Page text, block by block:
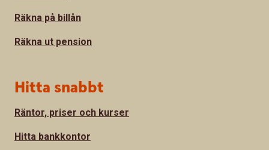
Räkna på billån
Räkna ut pension
Hitta snabbt
Räntor, priser och kurser
Hitta bankkontor